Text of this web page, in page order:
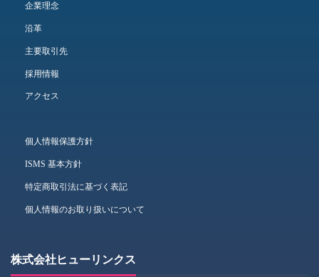
企業理念
沿革
主要取引先
採用情報
アクセス
個人情報保護方針
ISMS 基本方針
特定商取引法に基づく表記
個人情報のお取り扱いについて
株式会社ヒューリンクス